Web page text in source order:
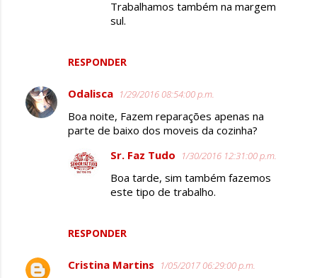
RESPONDER
Trabalhamos também na margem
sul.
Odalisca 1/29/2016 08:54:00 p.m.
Boa noite, Fazem reparações apenas na
parte de baixo dos moveis da cozinha?
RESPONDER
Sr. Faz Tudo 1/30/2016 12:31:00 p.m.
Boa tarde, sim também fazemos
este tipo de trabalho.
Cristina Martins 1/05/2017 06:29:00 p.m.